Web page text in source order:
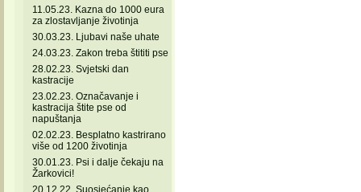
11.05.23. Kazna do 1000 eura
za zlostavljanje životinja
30.03.23. Ljubavi naše uhate
24.03.23. Zakon treba štititi pse
28.02.23. Svjetski dan
kastracije
23.02.23. Označavanje i
kastracija štite pse od
napuštanja
02.02.23. Besplatno kastrirano
više od 1200 životinja
30.01.23. Psi i dalje čekaju na
Žarkovici!
20.12.22. Suosjećanje kao